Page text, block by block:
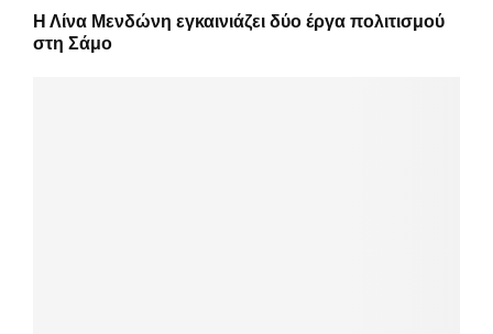
Η Λίνα Μενδώνη εγκαινιάζει δύο έργα πολιτισμού
στη Σάμο